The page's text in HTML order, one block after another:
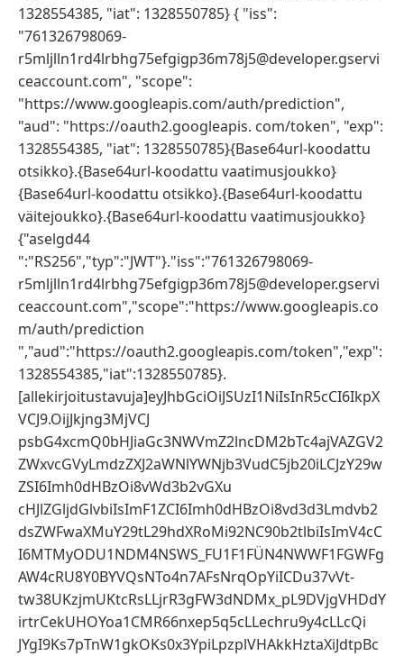
1328554385, "iat": 1328550785} { "iss":
"761326798069-
r5mljlln1rd4lrbhg75efgigp36m78j5@developer.gservi
ceaccount.com", "scope":
"https://www.googleapis.com/auth/prediction",
"aud": "https://oauth2.googleapis. com/token", "exp":
1328554385, "iat": 1328550785}{Base64url-koodattu
otsikko}.{Base64url-koodattu vaatimusjoukko}
{Base64url-koodattu otsikko}.{Base64url-koodattu
väitejoukko}.{Base64url-koodattu vaatimusjoukko}
{"aselgd44
":"RS256","typ":"JWT"}."iss":"761326798069-
r5mljlln1rd4lrbhg75efgigp36m78j5@developer.gservi
ceaccount.com","scope":"https://www.googleapis.co
m/auth/prediction
","aud":"https://oauth2.googleapis.com/token","exp":
1328554385,"iat":1328550785}.
[allekirjoitustavuja]eyJhbGciOiJSUzI1NiIsInR5cCI6IkpX
VCJ9.OijJkjng3MjVCJ
psbG4xcmQ0bHJiaGc3NWVmZ2lncDM2bTc4ajVAZGV2
ZWxvcGVyLmdzZXJ2aWNlYWNjb3VudC5jb20iLCJzY29w
ZSI6Imh0dHBzOi8vWd3b2vGXu
cHJlZGljdGlvbiIsImF1ZCI6Imh0dHBzOi8vd3d3Lmdvb2
dsZWFwaXMuY29tL29hdXRoMi92NC90b2tlbiIsImV4cC
I6MTMyODU1NDM4NSWS_FU1F1FÜN4NWWF1FGWFg
AW4cRU8Y0BYVQsNTo4n7AFsNrqOpYiICDu37vVt-
tw38UKzjmUKtcRsLLjrR3gFW3dNDMx_pL9DVjgVHDdY
irtrCekUHOYoa1CMR66nxep5q5cLLechru9y4cLLcQi
JYgI9Ks7pTnW1gkOKs0x3YpiLpzplVHAkkHztaXiJdtpBc